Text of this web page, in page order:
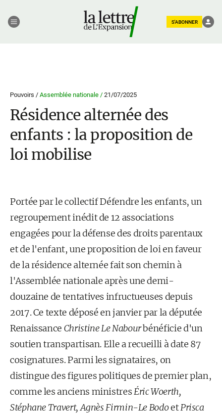
S'ABONNER
Pouvoirs / Assemblée nationale / 21/07/2025
Résidence alternée des
enfants : la proposition de
loi mobilise
Portée par le collectif Défendre les enfants, un
regroupement inédit de 12 associations
engagées pour la défense des droits parentaux
et de l'enfant, une proposition de loi en faveur
de la résidence alternée fait son chemin à
l'Assemblée nationale après une demi-
douzaine de tentatives infructueuses depuis
2017. Ce texte déposé en janvier par la députée
Renaissance Christine Le Nabourbénéficie d'un
soutien transpartisan. Elle a recueilli à date 87
cosignatures. Parmi les signataires, on
distingue des figures politiques de premier plan,
comme les anciens ministresÉric Woerth,
Stéphane Travert, Agnès Firmin-Le BodoetPrisca